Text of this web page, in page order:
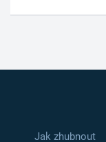
Jak zhubnout